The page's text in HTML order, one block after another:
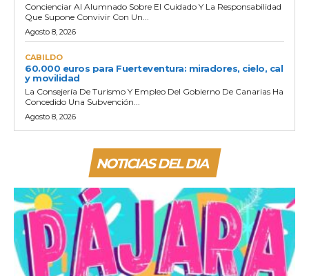
Concienciar Al Alumnado Sobre El Cuidado Y La Responsabilidad
Que Supone Convivir Con Un...
Agosto 8, 2026
CABILDO
60.000 euros para Fuerteventura: miradores, cielo, cal
y movilidad
La Consejería De Turismo Y Empleo Del Gobierno De Canarias Ha
Concedido Una Subvención...
Agosto 8, 2026
NOTICIAS DEL DIA